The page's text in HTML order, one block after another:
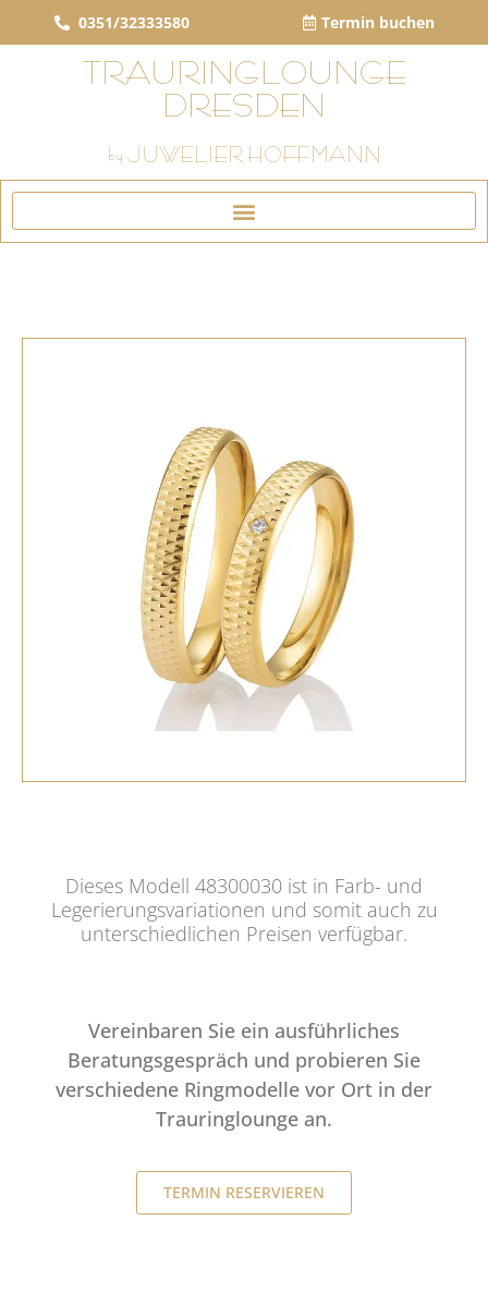
0351/32333580 Termin buchen
TRAURINGLOUNGE
DRESDEN
by JUWELIER HOFFMANN
Dieses Modell 48300030 ist in Farb- und
Legerierungsvariationen und somit auch zu
unterschiedlichen Preisen verfügbar.
Vereinbaren Sie ein ausführliches
Beratungsgespräch und probieren Sie
verschiedene Ringmodelle vor Ort in der
Trauringlounge an.
TERMIN RESERVIEREN